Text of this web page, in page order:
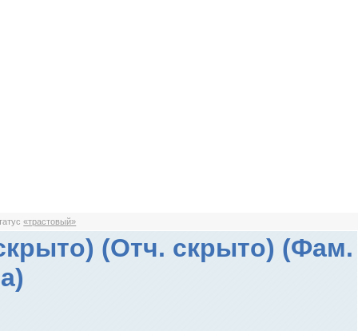
«трастовый»
(Отч. скрыто) (Фам.